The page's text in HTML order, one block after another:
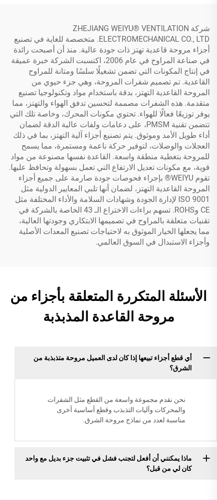
شركة ZHEJIANG WEIYU® VENTILATION
ELECTROMECHANICAL CO., LTD. متخصصة للغاية في تصنيع
أجزاء مروحة قاعدية تهتز ذات جودة عالية. منذ أن أصبحت رائدة
في صناعة المراوح في عام 2006، اكتسبت الشركة خبرة عميقة
في إنتاج المكونات التي تضمن تشغيلًا سلسًا ومتانة للمراوح
القاعدية. تم تصميم شفرات المروحة، وهي جزء حيوي من
المروحة القاعدية التهتز، بدقة باستخدام مواد وتكنولوجيا تصنيع
متقدمة. هذه الشفرات مصممة لتحسين تدفق الهواء والتهتز، مما
يوفر توزيعًا فعالًا للهواء. تحتوي مكونات المحرك، وخاصة تلك التي
تتضمن تقنية PMSM، على دعامات ولفات عالية الدقة لضمان
أداء طويل الأمد وموثوق. يتم تصنيع أجزاء آلية التهتز، بما في ذلك
العجلات والوصلات، لتوفير حركة ناعمة ومستمرة، مما يسمح
للمروحة بتغطية منطقة واسعة. القاعدة نفسها مصنوعة من مواد
قوية، مع مكونات تعديل الارتفاع التي تعمل بسهولة وتحافظ عليها.
تقوم WEIYU® بإجراء فحوصات جودة صارمة على جميع أجزاء
المروحة القاعدية التهتز، لضمان أنها تلبي المعايير الدولية مثل
ISO 9001 لإدارة الجودة وشهادات السلامة والأداء المختلفة مثل
CE وROHS. تسهم براءات الاختراع الـ 43 الخاصة بالشركة في
تقنيات متعلقة بالمراوح في تصميمها الابتكاري وجودتها العالية،
مما يجعلها الخيار الموثوق به لاحتياجات تصنيع المعدات الأصلية
وأجزاء الاستبدال في السوق العالمي.
الأسئلة المتكررة المتعلقة بأجزاء من
مروحة القاعدة المذبذبة
أي قطع أجزاء تبيعها إذا كان لدى العميل مروحة متذبذبة من
الشرق؟
نحن نقدم مجموعة واسعة من القطع مثل الشفرات
والمحركات وآليات التذبذب وقطع أساسية أخرى
مناسبة لعدد من نماذج مروحة الشرق.
ماذا يمكنني أن أفعل لتجنب فشل في تثبيت جزء بديل مع واحد
كان لي من قبل؟